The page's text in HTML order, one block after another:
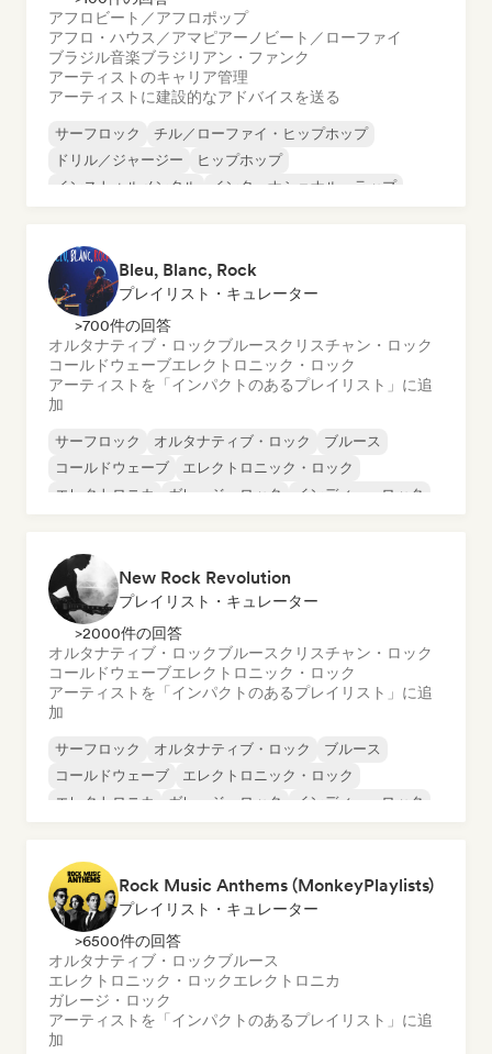
アフロビート／アフロポップ
アフロ・ハウス／アマピアーノ ビート／ローファイ
ブラジル音楽ブラジリアン・ファンク
アーティストのキャリア管理
アーティストに建設的なアドバイスを送る
サーフロック
チル／ローファイ・ヒップホップ
ドリル／ジャージー
ヒップホップ
インストゥルメンタル
インターナショナル・ラップ
Bleu, Blanc, Rock
プレイリスト・キュレーター
>700件の回答
オルタナティブ・ロックブルースクリスチャン・ロック
コールドウェーブエレクトロニック・ロック
アーティストを「インパクトのあるプレイリスト」に追
加
サーフロック オルタナティブ・ロック
ブルース
コールドウェーブ
エレクトロニック・ロック
エレクトロニカ
ガレージ・ロック インディー・ロック
New Rock Revolution
プレイリスト・キュレーター
>2000件の回答
オルタナティブ・ロックブルースクリスチャン・ロック
コールドウェーブエレクトロニック・ロック
アーティストを「インパクトのあるプレイリスト」に追
加
サーフロック オルタナティブ・ロック
ブルース
コールドウェーブ
エレクトロニック・ロック
エレクトロニカ
ガレージ・ロック インディー・ロック
Rock Music Anthems (MonkeyPlaylists)
プレイリスト・キュレーター
>6500件の回答
オルタナティブ・ロックブルース
エレクトロニック・ロックエレクトロニカ
ガレージ・ロック
アーティストを「インパクトのあるプレイリスト」に追
加